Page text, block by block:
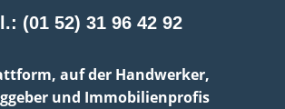
(01 52) 31 96 42 92
auf der Handwerker,
und Immobilienprofis